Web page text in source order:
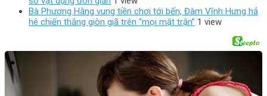
Bà Phương Hằng vung tiền chơi tới bến, Đàm Vĩnh Hưng hả
hê chiến thắng giòn giã trên “mọi mặt trận” 1 view